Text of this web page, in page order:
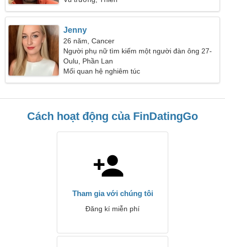
Jenny
26 năm, Cancer
Người phụ nữ tìm kiếm một người đàn ông 27-
38
Oulu, Phần Lan
Mối quan hệ nghiêm túc
Cách hoạt động của FinDatingGo
Tham gia với chúng tôi
Đăng kí miễn phí